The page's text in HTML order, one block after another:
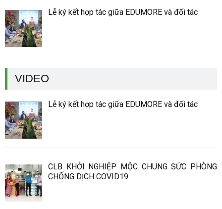
Lễ ký kết hợp tác giữa EDUMORE và đối tác
VIDEO
Lễ ký kết hợp tác giữa EDUMORE và đối tác
CLB KHỞI NGHIỆP MỘC CHUNG SỨC PHÒNG
CHỐNG DỊCH COVID19